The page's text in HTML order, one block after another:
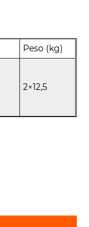
Peso (kg)
2×12,5